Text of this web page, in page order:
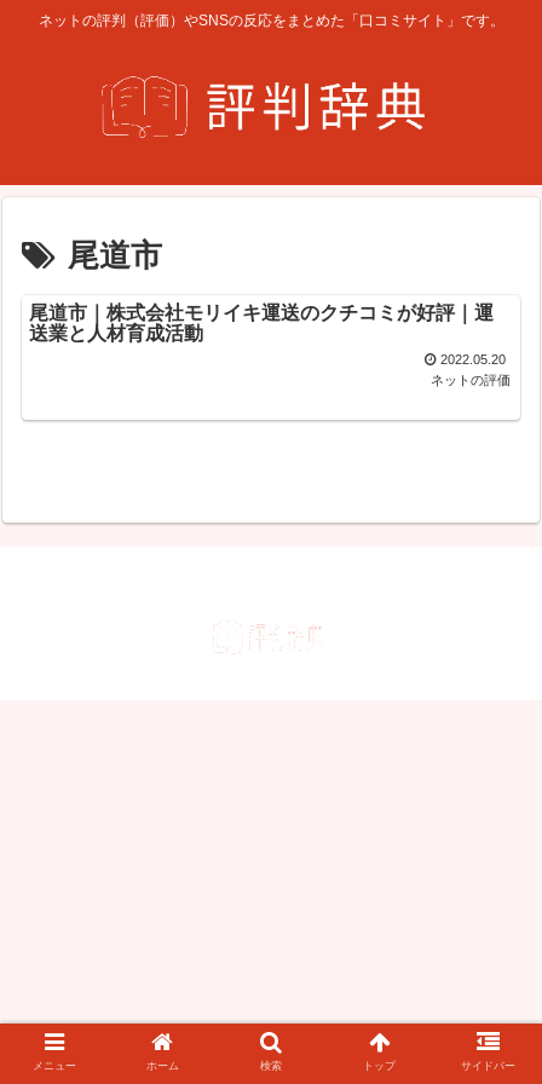
ネットの評判（評価）やSNSの反応をまとめた「口コミサイト」です。
尾道市
尾道市｜株式会社モリイキ運送のクチコミが好評｜運
送業と人材育成活動
2022.05.20
ネットの評価
メニュー ホーム 検索 トップ サイドバー